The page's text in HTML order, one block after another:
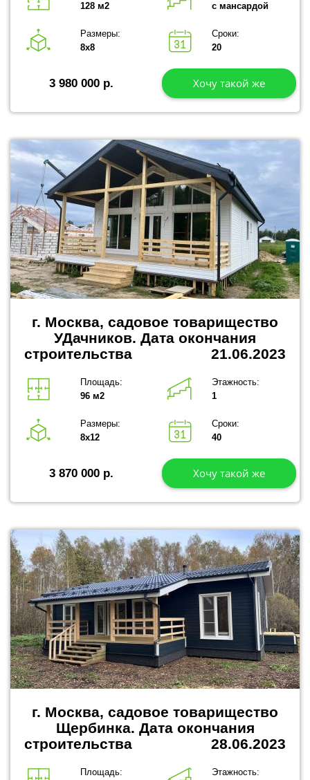
128 м2
с мансардой
Размеры:
8х8
Сроки:
20
3 980 000 р. Хочу такой же
г. Москва, садовое товарищество
УДачников. Дата окончания
строительства 21.06.2023
Площадь:
96 м2
Этажность:
1
Размеры:
8х12
Сроки:
40
3 870 000 р. Хочу такой же
г. Москва, садовое товарищество
Щербинка. Дата окончания
строительства 28.06.2023
Площадь:
Этажность: